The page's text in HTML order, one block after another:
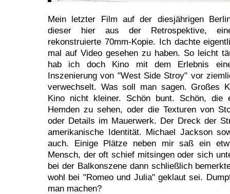
Mein letzter Film auf der diesjährigen
dieser hier aus der Retrospektive,
rekonstruierte 70mm-Kopie. Ich dachte
mal auf Video gesehen zu haben. So leicht
hab ich doch Kino mit dem Erlebnis
Inszenierung von "West Side Stroy" vor
verwechselt. Was soll man sagen. Großes
Kino nicht kleiner. Schön bunt. Schön, die
Hemden zu sehen, oder die Texturen von
oder Details im Mauerwerk. Der Dreck der
amerikanische Identität. Michael Jackson
auch. Einige Plätze neben mir saß ein
Mensch, der oft schief mitsingen oder sich
bei der Balkonszene dann schließlich
wohl bei "Romeo und Julia" geklaut sei.
man machen?